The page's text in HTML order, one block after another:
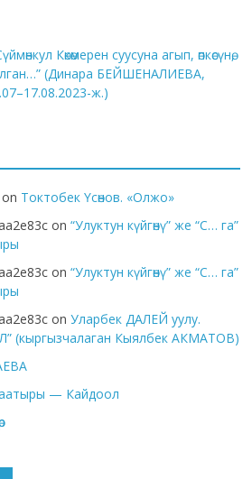
Көкөмерен суусуна агып, өпкөсүнө,
алган…” (Динара БЕЙШЕНАЛИЕВА,
ж.)
on Токтобек Үсөнов. «Олжо»
on“Улуктун күйгөнү” же “С… га”
on“Улуктун күйгөнү” же “С… га”
onУларбек ДАЛЕЙ уулу.
(кыргызчалаган Кыялбек АКМАТОВ)
— Кайдоол